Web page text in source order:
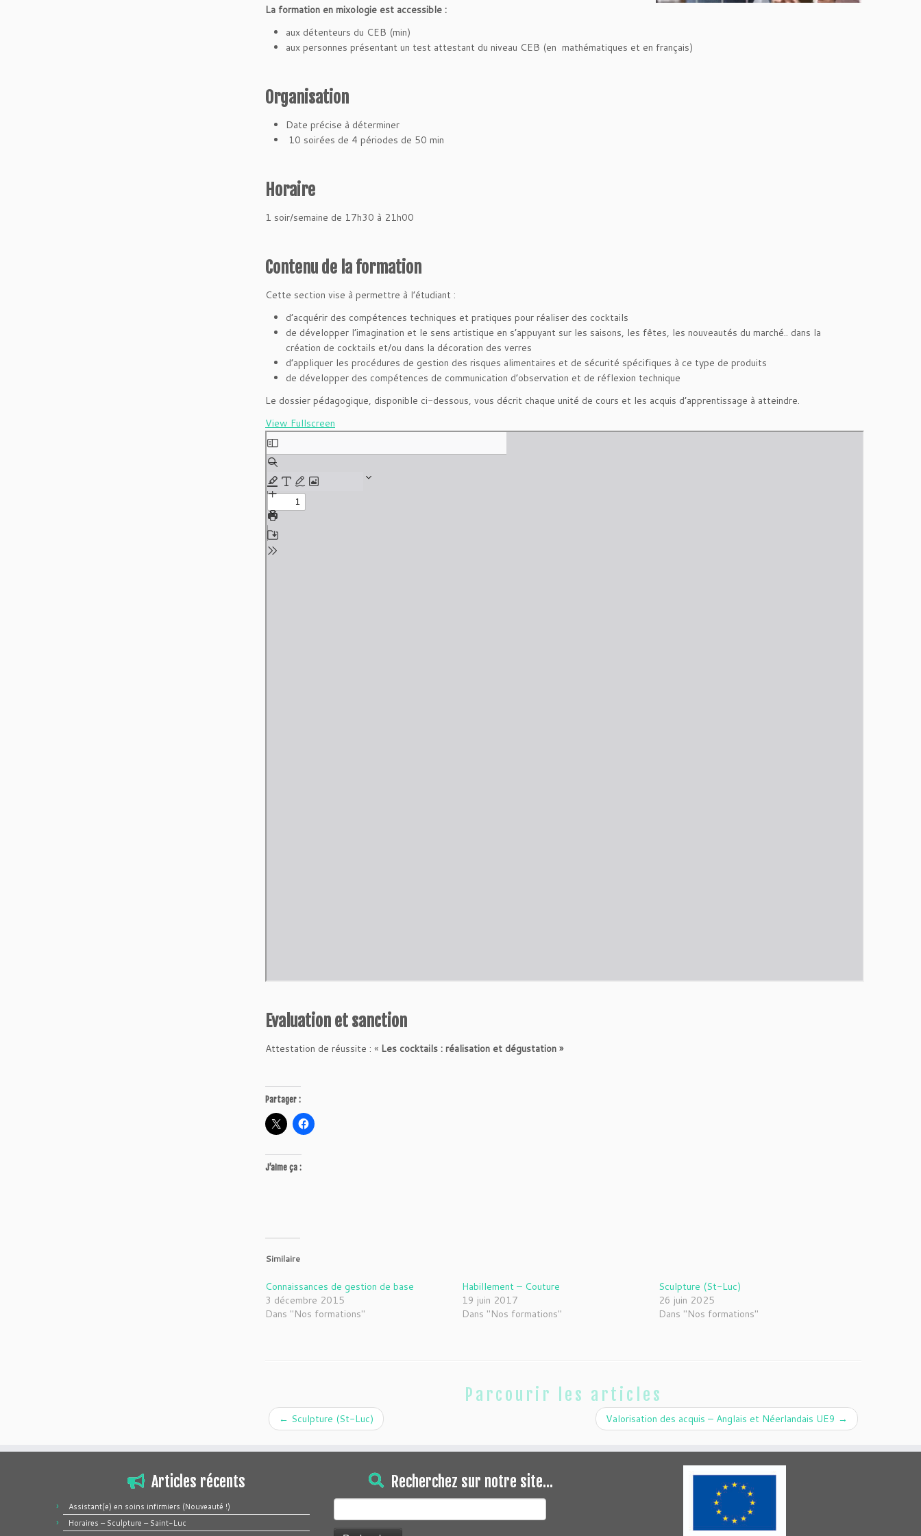
La formation en mixologie est accessible :
aux détenteurs du CEB (min)
aux personnes présentant un test attestant du niveau CEB (en mathématiques et en français)
Organisation
Date précise à déterminer
10 soirées de 4 périodes de 50 min
Horaire
1 soir/semaine de 17h30 à 21h00
Contenu de la formation
Cette section vise à permettre à l’étudiant :
d’acquérir des compétences techniques et pratiques pour réaliser des cocktails
de développer l’imagination et le sens artistique en s’appuyant sur les saisons, les fêtes, les nouveautés du marché.. dans la
création de cocktails et/ou dans la décoration des verres
d’appliquer les procédures de gestion des risques alimentaires et de sécurité spécifiques à ce type de produits
de développer des compétences de communication d’observation et de réflexion technique
Le dossier pédagogique, disponible ci-dessous, vous décrit chaque unité de cours et les acquis d’apprentissage à atteindre.
View Fullscreen
Aller
au
contenu
PDF
Evaluation et sanction
Attestation de réussite : « Les cocktails : réalisation et dégustation »
Partager :
J’aime ça :
Similaire
Connaissances de gestion de base
3 décembre 2015
Dans "Nos formations"
Habillement – Couture
19 juin 2017
Dans "Nos formations"
Sculpture (St-Luc)
26 juin 2025
Dans "Nos formations"
Parcourir les articles
← Sculpture (St-Luc) Valorisation des acquis – Anglais et Néerlandais UE9 →
Articles récents
Assistant(e) en soins infirmiers (Nouveauté !)
Horaires – Sculpture – Saint-Luc
Recherchez sur notre site…